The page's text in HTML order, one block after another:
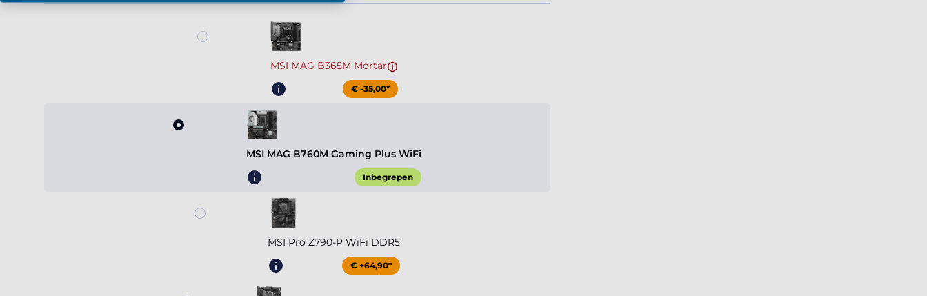
MSI MAG B365M Mortar
€ -35,00*
MSI MAG B760M Gaming Plus WiFi
Inbegrepen
MSI Pro Z790-P WiFi DDR5
€ +64,90*